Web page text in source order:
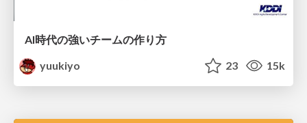
AI時代の強いチームの作り方
yuukiyo
23 15k